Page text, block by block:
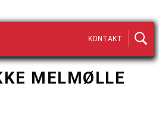
KONTAKT
MELMØLLE